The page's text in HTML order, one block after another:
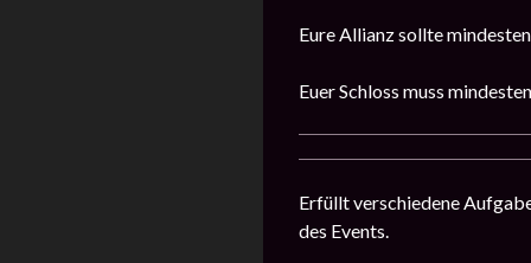
Eure Allianz sollte
Euer Schloss muss
Erfüllt verschiedene
des Events.